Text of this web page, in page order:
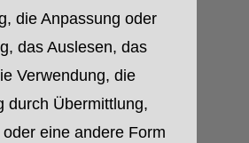
die Anpassung oder
das Auslesen, das
Verwendung, die
durch Übermittlung,
eine andere Form